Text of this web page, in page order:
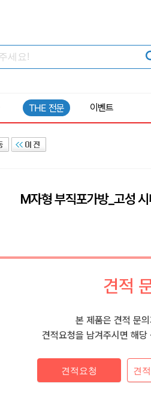
THE 전문 이벤트
M자형 부직포가방_고성
견적
본 제품은 견적 문
견적요청을 남겨주시면 해
견적요청 견